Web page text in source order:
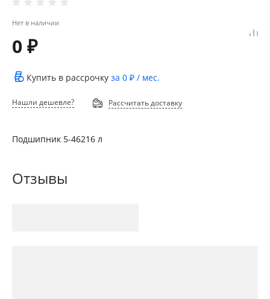
Нет в наличии
0 ₽
Купить в рассрочку за 0 ₽ / мес.
Нашли дешевле? Рассчитать доставку
Подшипник 5-46216 л
Отзывы